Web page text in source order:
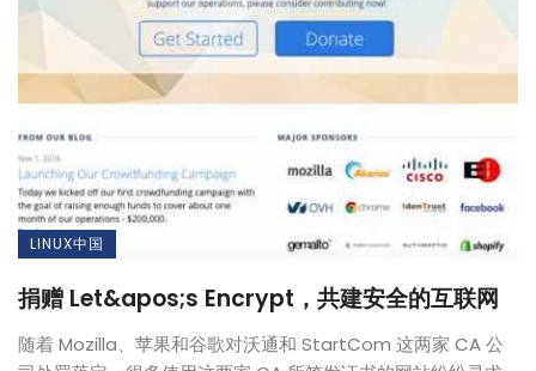
LINUX中国
捐赠 Let&apos;s Encrypt，共建安全的互联网
随着 Mozilla、苹果和谷歌对沃通和 StartCom 这两家 CA 公